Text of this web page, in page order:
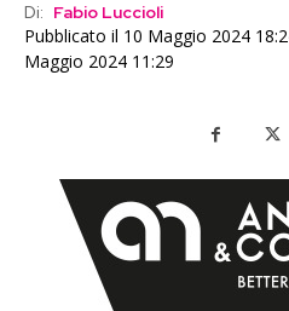
Di: Fabio Luccioli
Pubblicato il 10 Maggio 2024
Maggio 2024 11:29